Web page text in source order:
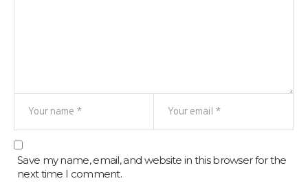
Save my name, email, and website in this browser for the
next time I comment.